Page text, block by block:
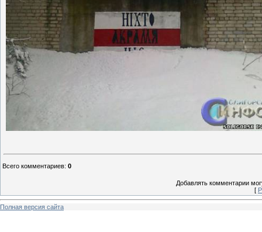
Всего комментариев: 0
Добавлять комментарии
[
Полная версия сайта